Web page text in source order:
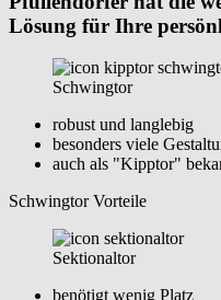
Lösung für Ihre
Schwingtor
robust und langlebig
besonders viele
auch als "Kipptor"
Schwingtor Vorteile
Sektionaltor
benötigt wenig Platz